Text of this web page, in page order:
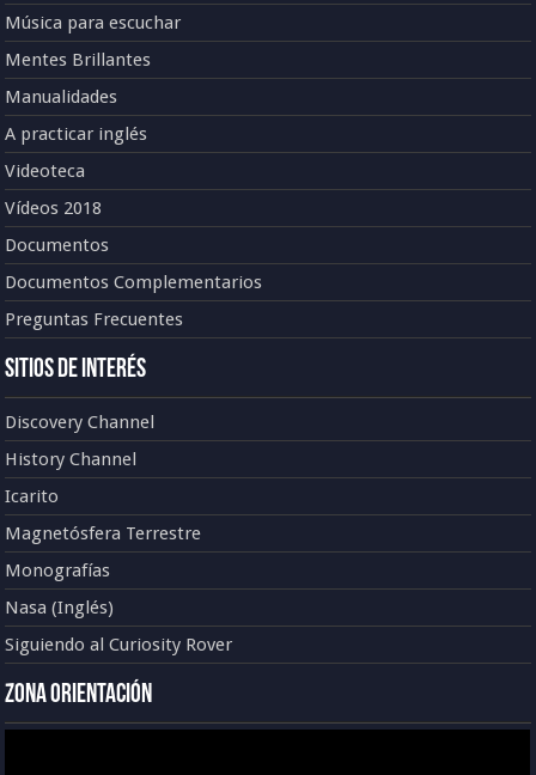
Música para escuchar
Mentes Brillantes
Manualidades
A practicar inglés
Videoteca
Vídeos 2018
Documentos
Documentos Complementarios
Preguntas Frecuentes
Sitios de Interés
Discovery Channel
History Channel
Icarito
Magnetósfera Terrestre
Monografías
Nasa (Inglés)
Siguiendo al Curiosity Rover
Zona Orientación